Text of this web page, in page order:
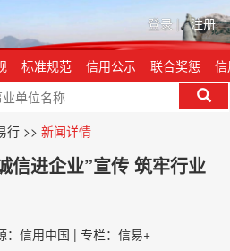
登录 | 注册
标准规范 信用公示 联合奖惩
行 >> 新闻详情
信进企业”宣传 筑牢行业
：信用中国 | 专栏：信易+